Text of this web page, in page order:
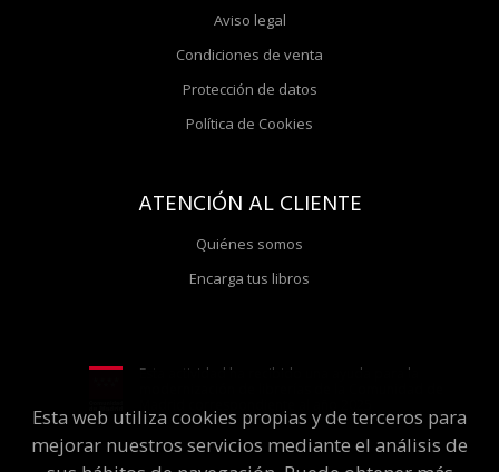
Aviso legal
Condiciones de venta
Protección de datos
Política de Cookies
ATENCIÓN AL CLIENTE
Quiénes somos
Encarga tus libros
Esta actividad ha recibido una ayuda para la
Esta web utiliza cookies propias y de terceros para
mejorar nuestros servicios mediante el análisis de